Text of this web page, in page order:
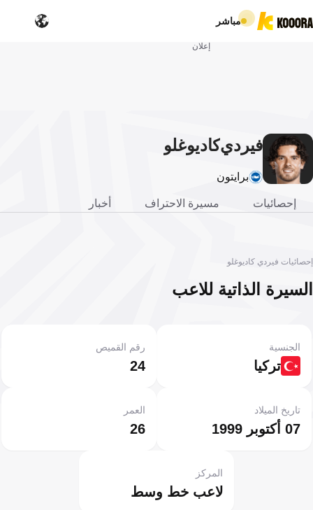
مباشر
إعلان
فيرديكاديوغلو
برايتون
إحصائيات مسيرة الاحتراف أخبار
إحصائيات فيردي كاديوغلو
السيرة الذاتية للاعب
تركيا
الجنسية
24
رقم القميص
07 أكتوبر 1999
تاريخ الميلاد
26
العمر
لاعب خط وسط
المركز